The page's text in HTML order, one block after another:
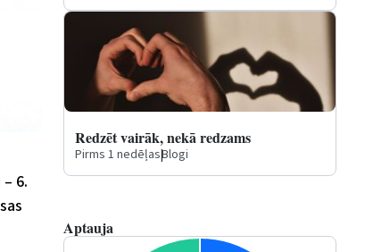
6.
Redzēt vairāk, nekā redzams
Pirms 1 nedēļas|Blogi
Aptauja